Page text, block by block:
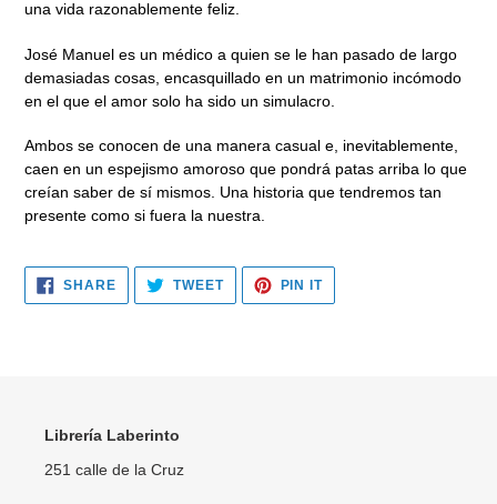
una vida razonablemente feliz.
José Manuel es un médico a quien se le han pasado de largo
demasiadas cosas, encasquillado en un matrimonio incómodo
en el que el amor solo ha sido un simulacro.
Ambos se conocen de una manera casual e, inevitablemente,
caen en un espejismo amoroso que pondrá patas arriba lo que
creían saber de sí mismos. Una historia que tendremos tan
presente como si fuera la nuestra.
SHARESHARE
FACEBOOK
TWEETTWEET
TWITTER
PIN ITPIN
PINTEREST
Librería Laberinto
251 calle de la Cruz